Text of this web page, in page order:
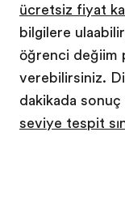
ücretsiz fiyat
bilgilere
öğrenci değişim
verebilirsiniz.
dakikada
seviye tespit